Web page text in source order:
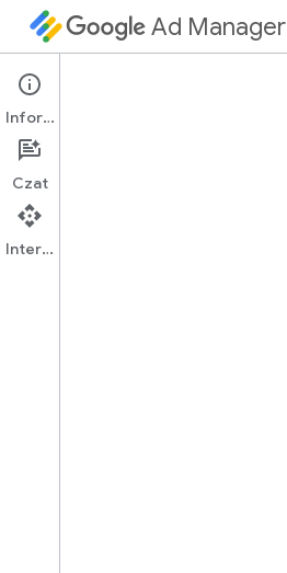
Ad Manager
Konfigurowanie wtyczki reklam
Informacje
Czat
Interfejs API